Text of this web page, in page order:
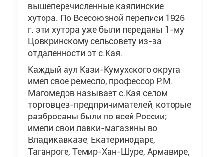
вышеперечисленные каялинские
хутора. По Всесоюзной переписи 1926
г. эти хутора уже были переданы 1-му
Цовкринскому сельсовету из-за
отдаленности от с.Кая.
Каждый аул Кази-Кумухского округа
имел свое ремесло, профессор Р.М.
Магомедов называет с.Кая селом
торговцев-предпринимателей, которые
разбросаны были по всей России;
имели свои лавки-магазины во
Владикавказе, Екатеринодаре,
Таганроге, Темир-Хан-Шуре, Армавире,